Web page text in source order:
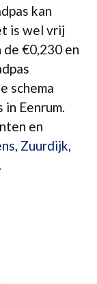
kan
is wel vrij
€0,230 en
schema
Eenrum.
en
, Zuurdijk,
.